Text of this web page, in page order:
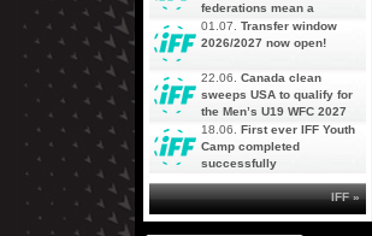
federations mean a
stronger future for floorball
01.07. Transfer window
2026/2027 now open!
22.06. Canada clean
sweeps USA to qualify for
the Men’s U19 WFC 2027
18.06. First ever IFF Youth
Camp completed
successfully
IFF »